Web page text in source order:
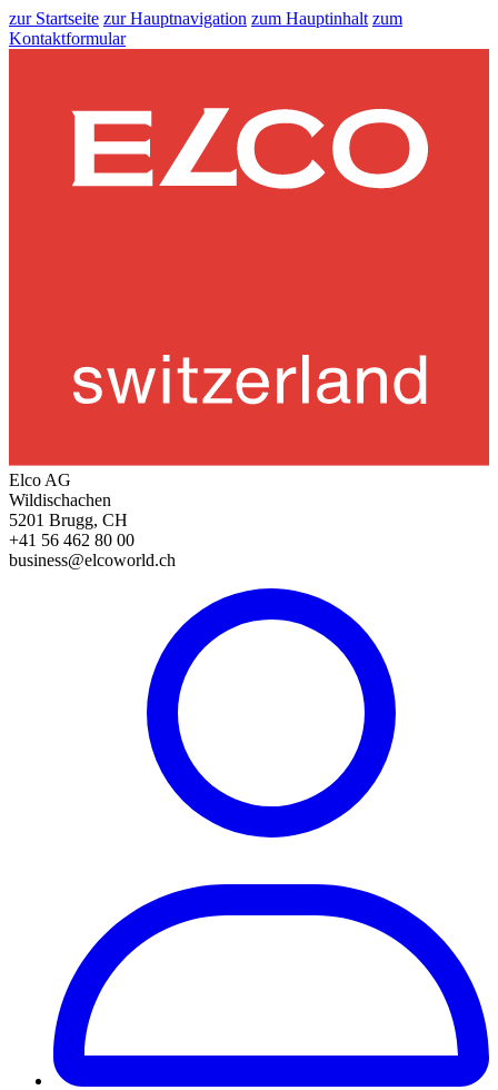
zur Startseite zur Hauptnavigation zum Hauptinhalt zum
Kontaktformular
Elco AG
Wildischachen
5201 Brugg, CH
+41 56 462 80 00
business@elcoworld.ch